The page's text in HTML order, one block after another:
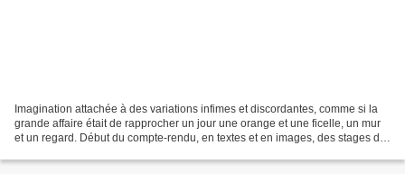
Imagination attachée à des variations infimes et discordantes, comme si la
grande affaire était de rapprocher un jour une orange et une ficelle, un mur
et un regard. Début du compte-rendu, en textes et en images, des stages de